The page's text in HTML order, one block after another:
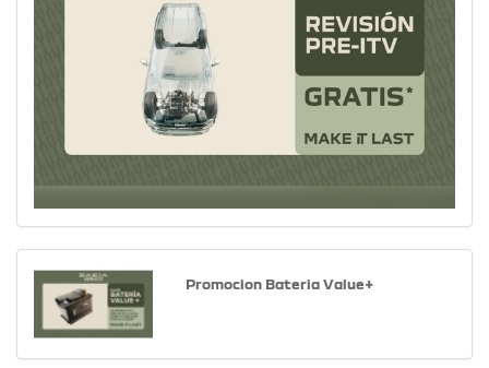
Promocion Bateria Value+